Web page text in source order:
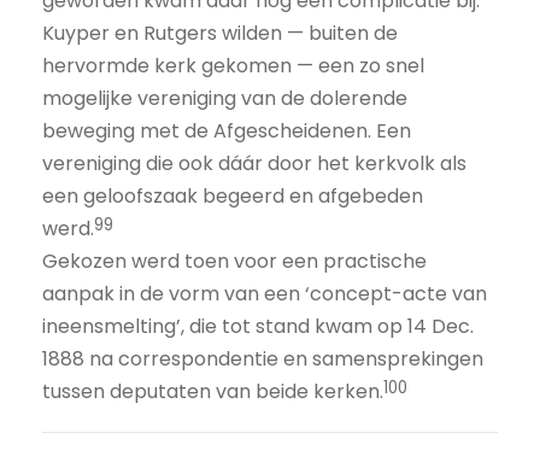
Kuyper en Rutgers wilden — buiten de
hervormde kerk gekomen — een zo snel
mogelijke vereniging van de dolerende
beweging met de Afgescheidenen. Een
vereniging die ook dáár door het kerkvolk als
een geloofszaak begeerd en afgebeden
werd.99
Gekozen werd toen voor een practische
aanpak in de vorm van een ‘concept-acte van
ineensmelting’, die tot stand kwam op 14 Dec.
1888 na correspondentie en samensprekingen
tussen deputaten van beide kerken.100